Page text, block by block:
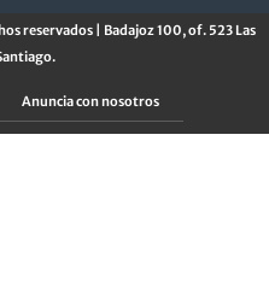
reservados | Badajoz 100, of. 523 Las
Anuncia con nosotros